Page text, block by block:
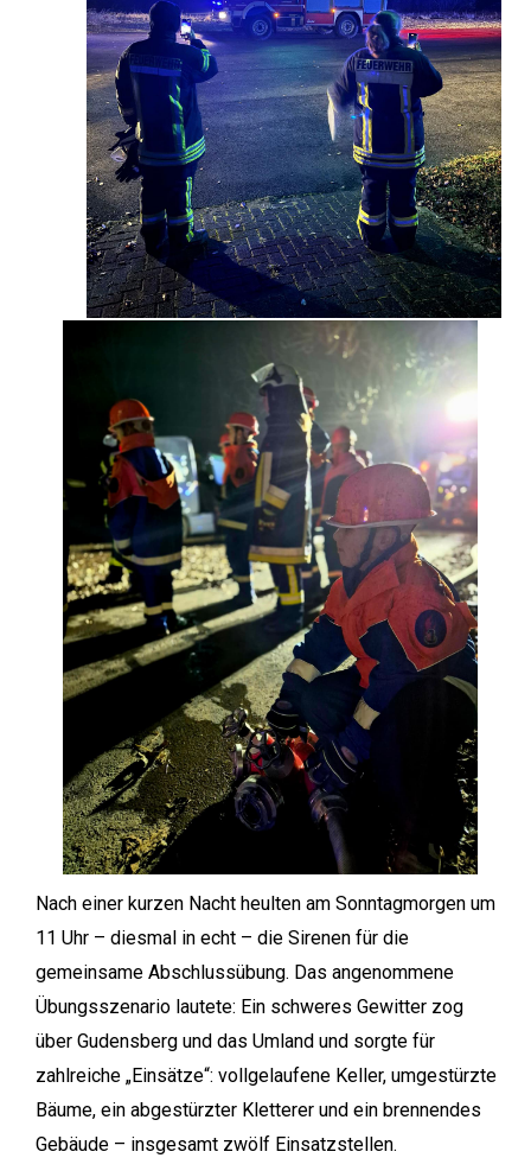
Nach einer kurzen Nacht heulten am Sonntagmorgen um
11 Uhr – diesmal in echt – die Sirenen für die
gemeinsame Abschlussübung. Das angenommene
Übungsszenario lautete: Ein schweres Gewitter zog
über Gudensberg und das Umland und sorgte für
zahlreiche „Einsätze“: vollgelaufene Keller, umgestürzte
Bäume, ein abgestürzter Kletterer und ein brennendes
Gebäude – insgesamt zwölf Einsatzstellen.